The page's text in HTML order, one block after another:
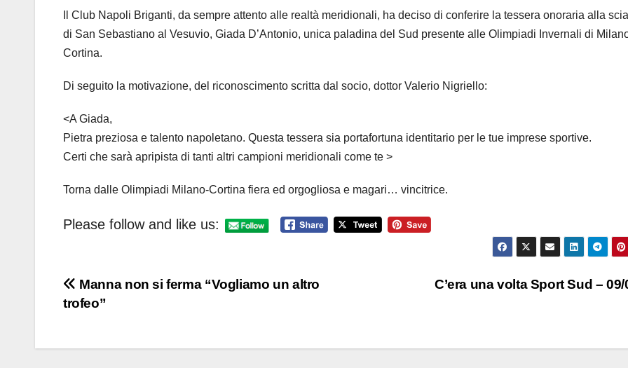
Il Club Napoli Briganti, da sempre attento alle realtà meridionali, ha deciso di conferire la tessera onoraria alla
di San Sebastiano al Vesuvio, Giada D’Antonio, unica paladina del Sud presente alle Olimpiadi Invernali di
Cortina.
Di seguito la motivazione, del riconoscimento scritta dal socio, dottor Valerio Nigriello:
<A Giada,
Pietra preziosa e talento napoletano. Questa tessera sia portafortuna identitario per le tue imprese sportive.
Certi che sarà apripista di tanti altri campioni meridionali come te >
Torna dalle Olimpiadi Milano-Cortina fiera ed orgogliosa e magari… vincitrice.
Please follow and like us:
Navigazione
C’era una volta Sport Sud –
Manna non si ferma “Vogliamo un altro
trofeo”